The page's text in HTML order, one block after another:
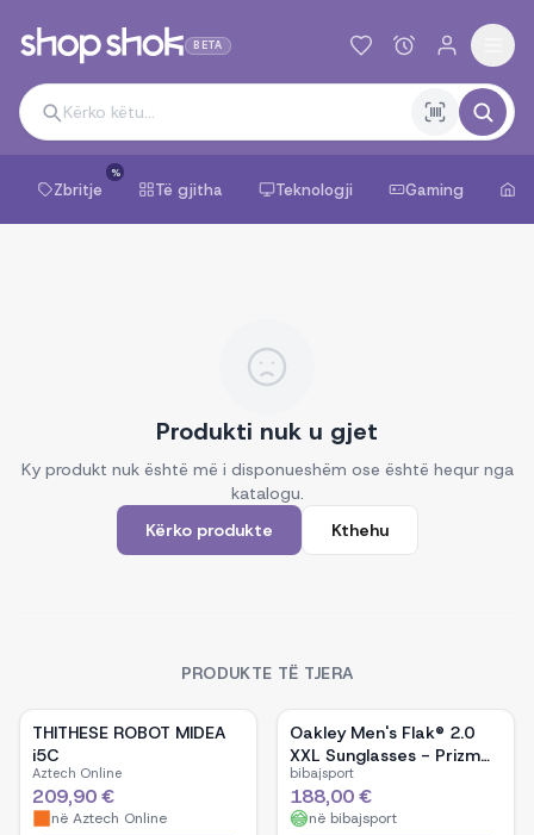
BETA
Zbritje
%
Të gjitha Teknologji Gaming
Produkti nuk u gjet
Ky produkt nuk është më i disponueshëm ose është hequr nga
katalogu.
Kërko produkte
Kthehu
PRODUKTE TË TJERA
THITHESE ROBOT MIDEA
i5C
Aztech Online
209,90 €
në Aztech Online
Oakley Men's Flak® 2.0
XXL Sunglasses - Prizm
Black Lenses / Matte
Black Frame
bibajsport
188,00 €
në bibajsport